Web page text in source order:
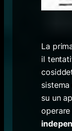
La
il
su un
operare